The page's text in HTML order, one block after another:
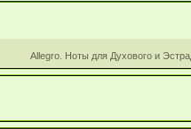
Allegro. Ноты для Духового и